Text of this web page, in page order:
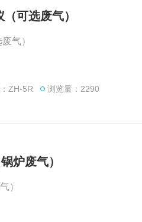
可选废气）
气）
ZH-5R 浏览量：2290
炉废气）
）